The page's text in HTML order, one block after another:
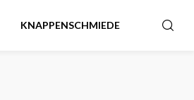
KNAPPENSCHMIEDE